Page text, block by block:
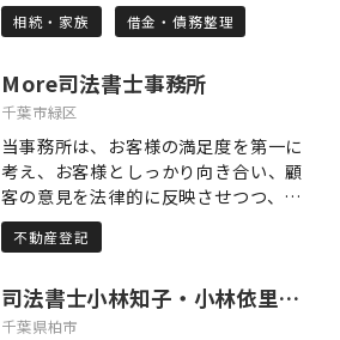
る相続や相続財産の管理、自身の死後
の事務処理など遺言に関することや、
商法への対応、中小企業経営において
大切な売掛金の回収や労働問題（少額
な大量案件も承っております）、マン
ションやアパートなどの不動産トラブ
ル、高齢化社会において増加している
成年後見や任意後見契約といった財産
管理や死後事務の依頼、養育費の請求
や給与等の差押手続きなど、一般民事
に関する相談は初回無料で承っており
ます。お気軽にご相談ください。
相続・家族 借金・債務整理
More司法書士事務所
千葉市緑区
当事務所は、お客様の満足度を第一に
考え、お客様としっかり向き合い、顧
客の意見を法律的に反映させつつ、同
時に司法書士の公益的役割も大切にし
ている事務所です。幸いなことにお客
動産登記の他、相続、遺言、債務整
理、破産を主な業務としており、商業
不動産登記
司法書士小林知子・小林依里子事務所
千葉県柏市